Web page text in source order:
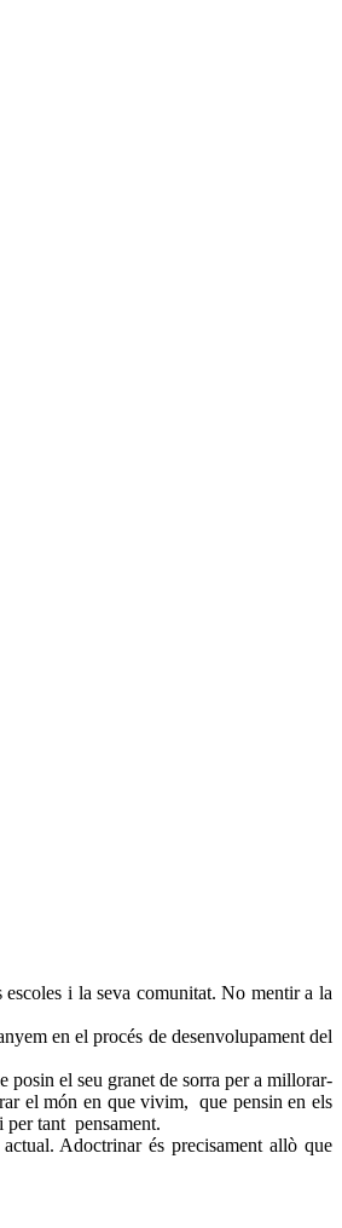
i la seva comunitat. No mentir a la
en el procés de desenvolupament del
el seu granet de sorra per a millorar-
el món en que vivim, que pensin en els
per tant pensament.
Adoctrinar és precisament allò que